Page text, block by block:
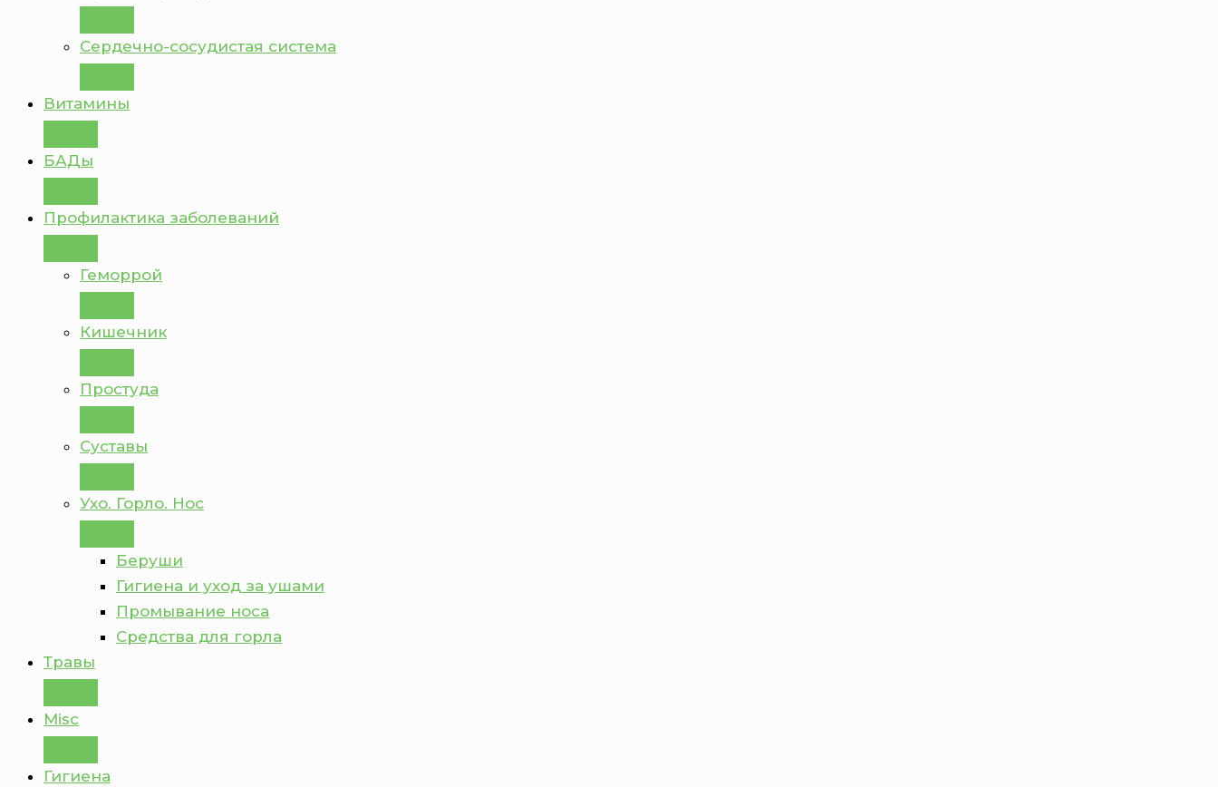
Сердечно-сосудистая система
Витамины
БАДы
Профилактика заболеваний
Геморрой
Кишечник
Простуда
Суставы
Ухо. Горло. Нос
Беруши
Гигиена и уход за ушами
Промывание носа
Средства для горла
Травы
Misc
Гигиена